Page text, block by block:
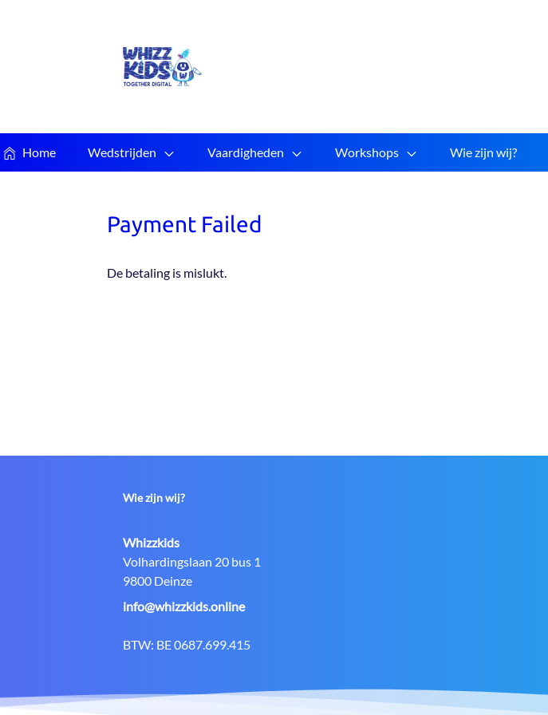
Home Wedstrijden Vaardigheden Workshops Wie zijn wij?
Payment Failed
De betaling is mislukt.
Wie zijn wij?
Contact:
Whizzkids
Adres:
Volhardingslaan 20 bus 1
9800 Deinze
E-
info@whizzkids.online
BTW: BE 0687.699.415